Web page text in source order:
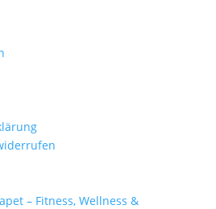
geschlossen
10:00 – 18:00 Uhr
– Fitness, Wellness &